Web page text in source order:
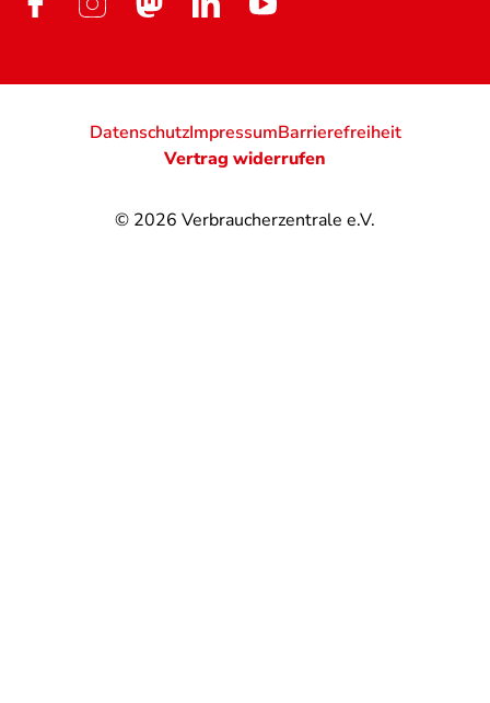
© 2026 Verbraucherzentrale e.V.
DatenschutzImpressumBarrierefreiheit
Vertrag widerrufen